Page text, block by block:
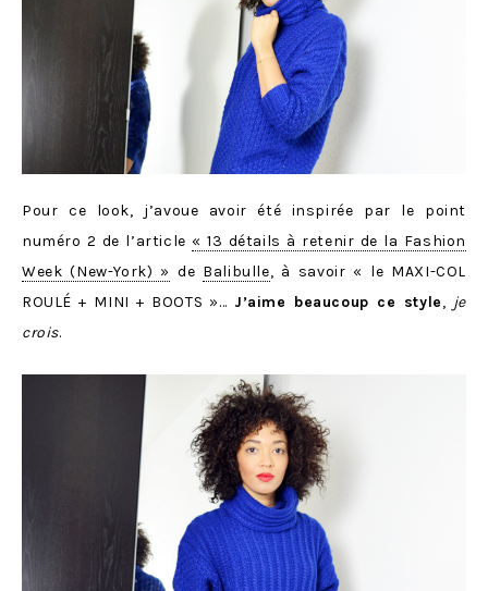
Pour ce look, j’avoue avoir été inspirée par le point
numéro 2 de l’article « 13 détails à retenir de la Fashion
Week (New-York) » de Balibulle, à savoir « le MAXI-COL
ROULÉ + MINI + BOOTS »… J’aime beaucoup ce style, je
crois.